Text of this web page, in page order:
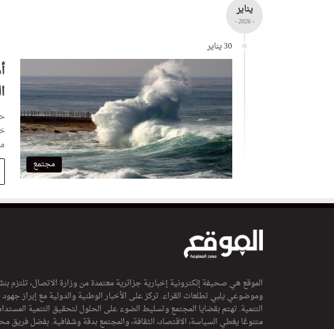
يناير
- 2026 -
30 يناير
مجتمع
الموقع هي صحيفة إلكترونية إخبارية جزائرية معتمدة من وزارة الاتصال، تلتزم
وموضوعي يلبي تطلعات القراء. تركز على الأخبار الوطنية والدولية مع إبراز جهود
التنمية. تهتم بقضايا المجتمع وتسليط الضوء على الحلول لتحقيق التنمية
متنوعًا يغطي السياسة، الاقتصاد، الثقافة، والمجتمع بدقة وشفافية. بفضل فريق